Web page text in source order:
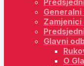
Zamjenici
Glavni
O